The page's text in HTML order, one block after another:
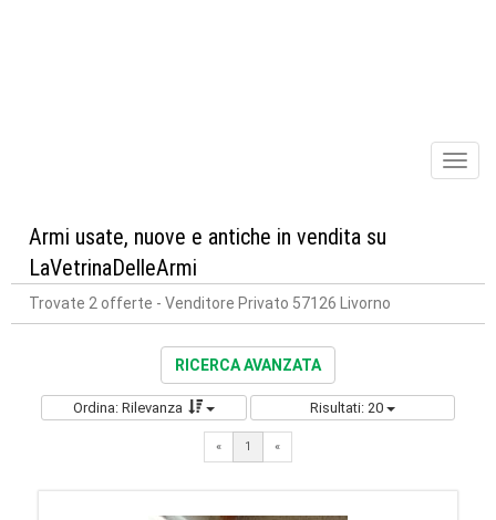
Armi usate, nuove e antiche in vendita su
LaVetrinaDelleArmi
Trovate 2 offerte - Venditore Privato 57126 Livorno
RICERCA AVANZATA
Ordina: Rilevanza Risultati: 20
« 1 «